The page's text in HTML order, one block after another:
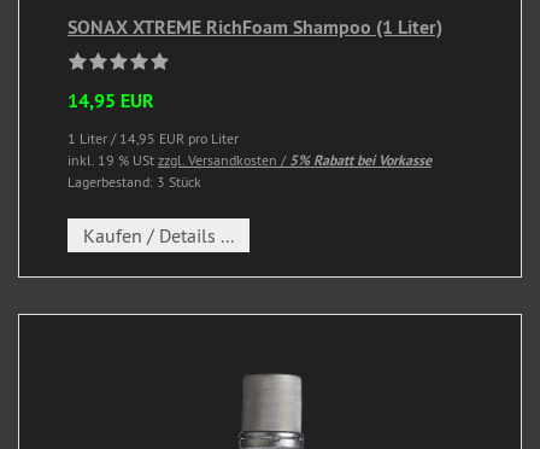
SONAX XTREME RichFoam Shampoo (1 Liter)
14,95 EUR
1 Liter / 14,95 EUR pro Liter
inkl. 19 % USt zzgl. Versandkosten / 5% Rabatt bei Vorkasse
Lagerbestand: 3 Stück
Kaufen / Details ...